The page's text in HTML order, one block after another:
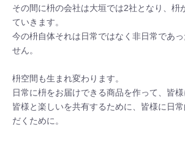
その間に枡の会社は大垣では2社となり、枡
ていきます。
今の枡自体それは日常ではなく非日常であ
せん。
枡空間も生まれ変わります。
日常に枡をお届けできる商品を作って、皆
皆様と楽しいを共有するために、皆様に日